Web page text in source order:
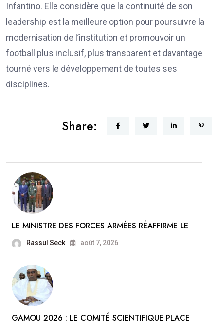
Infantino. Elle considère que la continuité de son
leadership est la meilleure option pour poursuivre la
modernisation de l’institution et promouvoir un
football plus inclusif, plus transparent et davantage
tourné vers le développement de toutes ses
disciplines.
Share:
LE MINISTRE DES FORCES ARMÉES RÉAFFIRME LE
Rassul Seck août 7, 2026
GAMOU 2026 : LE COMITÉ SCIENTIFIQUE PLACE